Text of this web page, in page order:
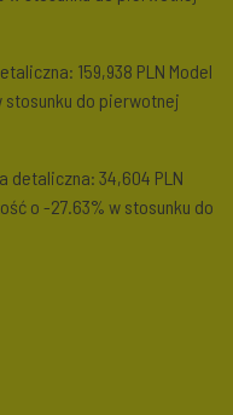
159,938 PLN Model
stosunku do pierwotnej
detaliczna: 34,604 PLN
o -27.63% w stosunku do